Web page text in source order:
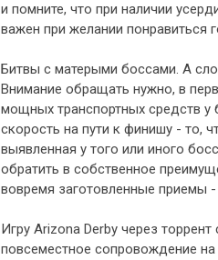
и помните, что при наличии
важен при желании понравиться
Битвы с матерыми боссами. А
Внимание обращать нужно, в
мощных транспортных средств у
скорость на пути к финишу - то,
выявленная у того или иного
обратить в собственное
вовремя заготовленные приемы
Игру Arizona Derby через
повсеместное сопровождение